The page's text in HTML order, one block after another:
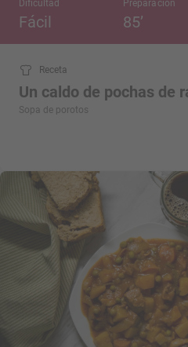
Receta
Dificultad
Fácil
Preparación
85’
Un caldo de pochas de
Sopa de porotos